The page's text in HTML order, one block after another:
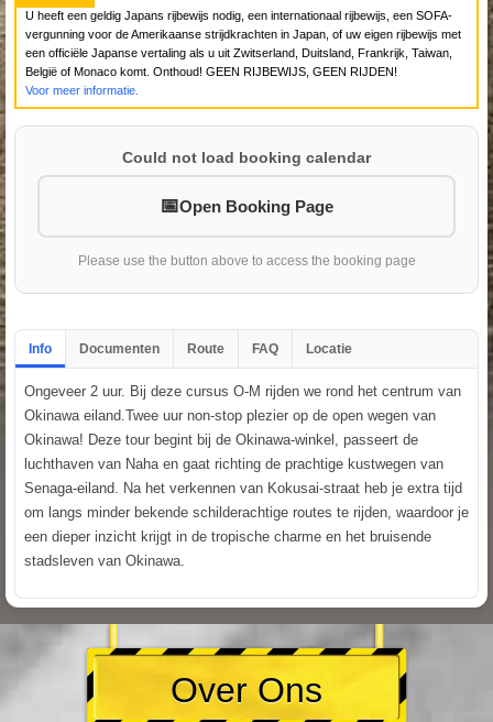
U heeft een geldig Japans rijbewijs nodig, een internationaal rijbewijs, een SOFA-
vergunning voor de Amerikaanse strijdkrachten in Japan, of uw eigen rijbewijs met
een officiële Japanse vertaling als u uit Zwitserland, Duitsland, Frankrijk, Taiwan,
België of Monaco komt. Onthoud! GEEN RIJBEWIJS, GEEN RIJDEN!
Voor meer informatie.
Could not load booking calendar
Open Booking Page
Please use the button above to access the booking page
Info Documenten Route FAQ Locatie
Ongeveer 2 uur. Bij deze cursus O-M rijden we rond het centrum van
Okinawa eiland.Twee uur non-stop plezier op de open wegen van
Okinawa! Deze tour begint bij de Okinawa-winkel, passeert de
luchthaven van Naha en gaat richting de prachtige kustwegen van
Senaga-eiland. Na het verkennen van Kokusai-straat heb je extra tijd
om langs minder bekende schilderachtige routes te rijden, waardoor je
een dieper inzicht krijgt in de tropische charme en het bruisende
stadsleven van Okinawa.
Over Ons